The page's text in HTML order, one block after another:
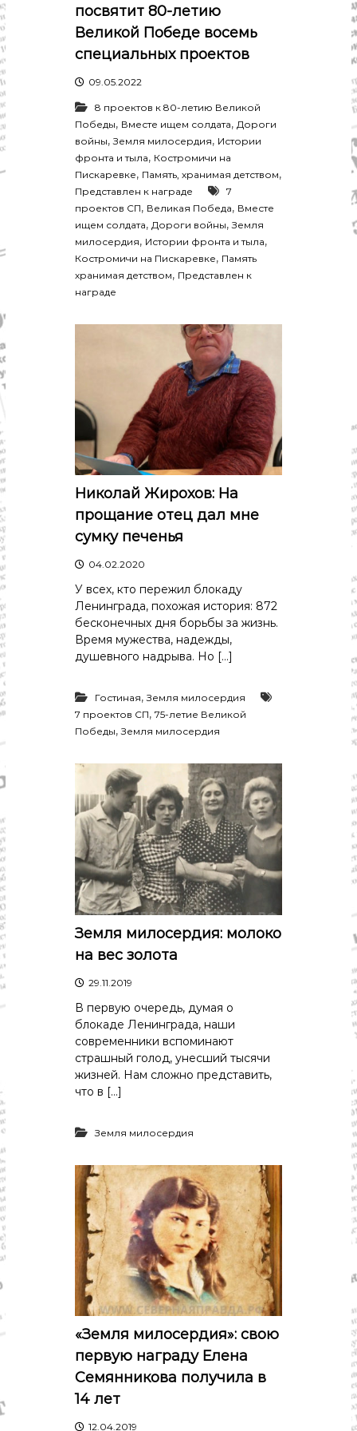
р
а
в
д
"
К
о
с
т
ы
и
К
о
с
р
о
м
с
к
о
л
т
и
.
Н
о
с
т
и
,
п
о
т
и
к
,
э
н
о
м
к
,
к
у
л
ь
т
у
р
а
,
с
посвятит 80-летию
Великой Победе восемь
специальных проектов
09.05.2022
8 проектов к 80-летию Великой
Победы, Вместе ищем солдата,Дороги
войны,Земля милосердия, Истории
фронта и тыла, Костромичи на
Пискаревке, Память, хранимая детством,
Представлен к награде
7
проектов СП, Великая Победа, Вместе
ищем солдата,Дороги войны,Земля
милосердия, Истории фронта и тыла,
Костромичи на Пискаревке, Память
хранимая детством, Представлен к
награде
Николай Жирохов: На
прощание отец дал мне
сумку печенья
04.02.2020
У всех, кто пережил блокаду
Ленинграда, похожая история: 872
бесконечных дня борьбы за жизнь.
Время мужества, надежды,
душевного надрыва. Но […]
Гостиная,Земля милосердия
7 проектов СП,75-летие Великой
Победы,Земля милосердия
Земля милосердия: молоко
на вес золота
29.11.2019
В первую очередь, думая о
блокаде Ленинграда, наши
современники вспоминают
страшный голод, унесший тысячи
жизней. Нам сложно представить,
что в […]
Земля милосердия
«Земля милосердия»: свою
первую награду Елена
Семянникова получила в
14 лет
12.04.2019